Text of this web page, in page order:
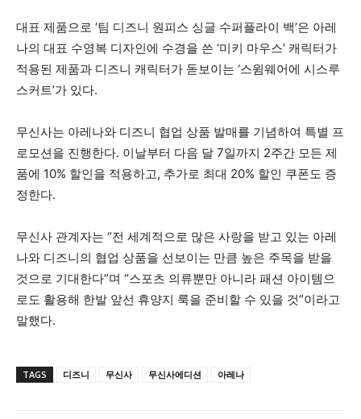
대표 제품으로 ‘팀 디즈니 원피스 싱글 수퍼플라이 백’은 아레
나의 대표 수영복 디자인에 수경을 쓴 ‘미키 마우스’ 캐릭터가
적용된 제품과 디즈니 캐릭터가 돋보이는 ‘스윔웨어에 시스루
스커트’가 있다.
무신사는 아레나와 디즈니 협업 상품 발매를 기념하여 특별 프
로모션을 진행한다. 이날부터 다음 달 7일까지 2주간 모든 제
품에 10% 할인을 적용하고, 추가로 최대 20% 할인 쿠폰도 증
정한다.
무신사 관계자는 “전 세계적으로 많은 사랑을 받고 있는 아레
나와 디즈니의 협업 상품을 선보이는 만큼 높은 주목을 받을
것으로 기대한다”며 “스포츠 의류뿐만 아니라 패션 아이템으
로도 활용해 한발 앞선 휴양지 룩을 준비할 수 있을 것”이라고
말했다.
TAGS 디즈니 무신사 무신사에디션 아레나